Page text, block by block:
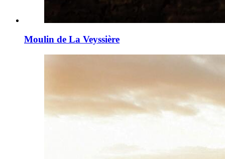
Moulin de La Veyssière